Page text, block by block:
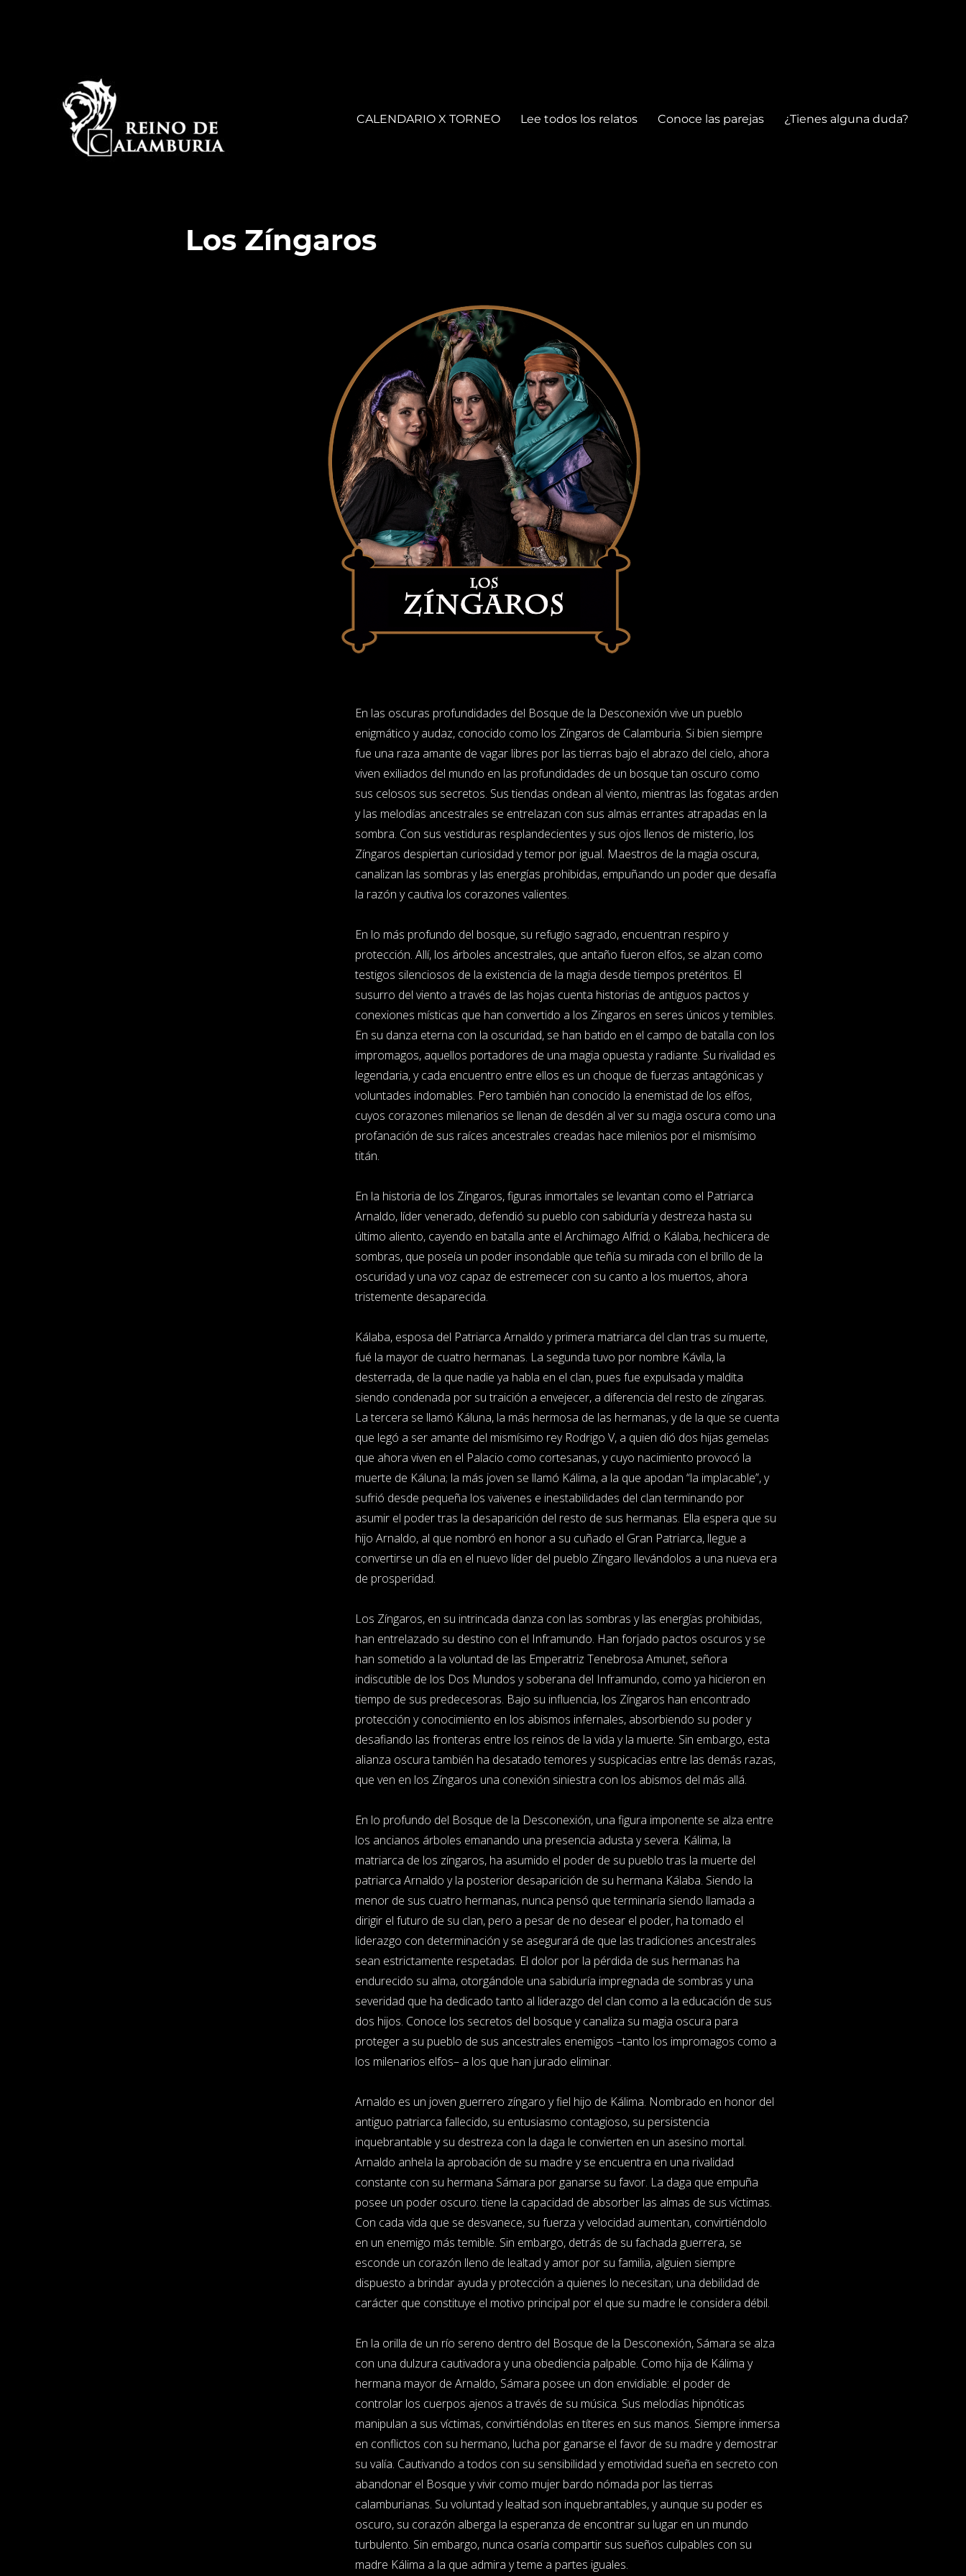
CALENDARIO X TORNEO Lee todos los relatos Conoce las parejas ¿Tienes alguna duda?
Los Zíngaros
En las oscuras profundidades del Bosque de la Desconexión vive un pueblo
enigmático y audaz, conocido como los Zíngaros de Calamburia. Si bien siempre
fue una raza amante de vagar libres por las tierras bajo el abrazo del cielo, ahora
viven exiliados del mundo en las profundidades de un bosque tan oscuro como
sus celosos sus secretos. Sus tiendas ondean al viento, mientras las fogatas arden
y las melodías ancestrales se entrelazan con sus almas errantes atrapadas en la
sombra. Con sus vestiduras resplandecientes y sus ojos llenos de misterio, los
Zíngaros despiertan curiosidad y temor por igual. Maestros de la magia oscura,
canalizan las sombras y las energías prohibidas, empuñando un poder que desafía
la razón y cautiva los corazones valientes.
En lo más profundo del bosque, su refugio sagrado, encuentran respiro y
protección. Allí, los árboles ancestrales, que antaño fueron elfos, se alzan como
testigos silenciosos de la existencia de la magia desde tiempos pretéritos. El
susurro del viento a través de las hojas cuenta historias de antiguos pactos y
conexiones místicas que han convertido a los Zíngaros en seres únicos y temibles.
En su danza eterna con la oscuridad, se han batido en el campo de batalla con los
impromagos, aquellos portadores de una magia opuesta y radiante. Su rivalidad es
legendaria, y cada encuentro entre ellos es un choque de fuerzas antagónicas y
voluntades indomables. Pero también han conocido la enemistad de los elfos,
cuyos corazones milenarios se llenan de desdén al ver su magia oscura como una
profanación de sus raíces ancestrales creadas hace milenios por el mismísimo
titán.
En la historia de los Zíngaros, figuras inmortales se levantan como el Patriarca
Arnaldo, líder venerado, defendió su pueblo con sabiduría y destreza hasta su
último aliento, cayendo en batalla ante el Archimago Alfrid; o Kálaba, hechicera de
sombras, que poseía un poder insondable que teñía su mirada con el brillo de la
oscuridad y una voz capaz de estremecer con su canto a los muertos, ahora
tristemente desaparecida.
Kálaba, esposa del Patriarca Arnaldo y primera matriarca del clan tras su muerte,
fué la mayor de cuatro hermanas. La segunda tuvo por nombre Kávila, la
desterrada, de la que nadie ya habla en el clan, pues fue expulsada y maldita
siendo condenada por su traición a envejecer, a diferencia del resto de zíngaras.
La tercera se llamó Káluna, la más hermosa de las hermanas, y de la que se cuenta
que legó a ser amante del mismísimo rey Rodrigo V, a quien dió dos hijas gemelas
que ahora viven en el Palacio como cortesanas, y cuyo nacimiento provocó la
muerte de Káluna; la más joven se llamó Kálima, a la que apodan “la implacable”, y
sufrió desde pequeña los vaivenes e inestabilidades del clan terminando por
asumir el poder tras la desaparición del resto de sus hermanas. Ella espera que su
hijo Arnaldo, al que nombró en honor a su cuñado el Gran Patriarca, llegue a
convertirse un día en el nuevo líder del pueblo Zíngaro llevándolos a una nueva era
de prosperidad.
Los Zíngaros, en su intrincada danza con las sombras y las energías prohibidas,
han entrelazado su destino con el Inframundo. Han forjado pactos oscuros y se
han sometido a la voluntad de las Emperatriz Tenebrosa Amunet, señora
indiscutible de los Dos Mundos y soberana del Inframundo, como ya hicieron en
tiempo de sus predecesoras. Bajo su influencia, los Zíngaros han encontrado
protección y conocimiento en los abismos infernales, absorbiendo su poder y
desafiando las fronteras entre los reinos de la vida y la muerte. Sin embargo, esta
alianza oscura también ha desatado temores y suspicacias entre las demás razas,
que ven en los Zíngaros una conexión siniestra con los abismos del más allá.
En lo profundo del Bosque de la Desconexión, una figura imponente se alza entre
los ancianos árboles emanando una presencia adusta y severa. Kálima, la
matriarca de los zíngaros, ha asumido el poder de su pueblo tras la muerte del
patriarca Arnaldo y la posterior desaparición de su hermana Kálaba. Siendo la
menor de sus cuatro hermanas, nunca pensó que terminaría siendo llamada a
dirigir el futuro de su clan, pero a pesar de no desear el poder, ha tomado el
liderazgo con determinación y se asegurará de que las tradiciones ancestrales
sean estrictamente respetadas. El dolor por la pérdida de sus hermanas ha
endurecido su alma, otorgándole una sabiduría impregnada de sombras y una
severidad que ha dedicado tanto al liderazgo del clan como a la educación de sus
dos hijos. Conoce los secretos del bosque y canaliza su magia oscura para
proteger a su pueblo de sus ancestrales enemigos –tanto los impromagos como a
los milenarios elfos– a los que han jurado eliminar.
Arnaldo es un joven guerrero zíngaro y fiel hijo de Kálima. Nombrado en honor del
antiguo patriarca fallecido, su entusiasmo contagioso, su persistencia
inquebrantable y su destreza con la daga le convierten en un asesino mortal.
Arnaldo anhela la aprobación de su madre y se encuentra en una rivalidad
constante con su hermana Sámara por ganarse su favor. La daga que empuña
posee un poder oscuro: tiene la capacidad de absorber las almas de sus víctimas.
Con cada vida que se desvanece, su fuerza y velocidad aumentan, convirtiéndolo
en un enemigo más temible. Sin embargo, detrás de su fachada guerrera, se
esconde un corazón lleno de lealtad y amor por su familia, alguien siempre
dispuesto a brindar ayuda y protección a quienes lo necesitan; una debilidad de
carácter que constituye el motivo principal por el que su madre le considera débil.
En la orilla de un río sereno dentro del Bosque de la Desconexión, Sámara se alza
con una dulzura cautivadora y una obediencia palpable. Como hija de Kálima y
hermana mayor de Arnaldo, Sámara posee un don envidiable: el poder de
controlar los cuerpos ajenos a través de su música. Sus melodías hipnóticas
manipulan a sus víctimas, convirtiéndolas en títeres en sus manos. Siempre inmersa
en conflictos con su hermano, lucha por ganarse el favor de su madre y demostrar
su valía. Cautivando a todos con su sensibilidad y emotividad sueña en secreto con
abandonar el Bosque y vivir como mujer bardo nómada por las tierras
calamburianas. Su voluntad y lealtad son inquebrantables, y aunque su poder es
oscuro, su corazón alberga la esperanza de encontrar su lugar en un mundo
turbulento. Sin embargo, nunca osaría compartir sus sueños culpables con su
madre Kálima a la que admira y teme a partes iguales.